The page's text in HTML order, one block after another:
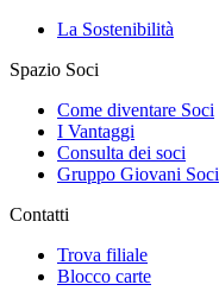
La Sostenibilità
Spazio Soci
Come diventare Soci
I Vantaggi
Consulta dei soci
Gruppo Giovani Soci
Contatti
Trova filiale
Blocco carte